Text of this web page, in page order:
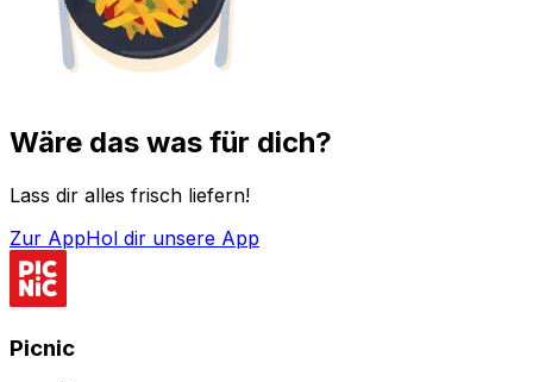
Wäre das was für dich?
Lass dir alles frisch liefern!
Zur AppHol dir unsere App
Picnic